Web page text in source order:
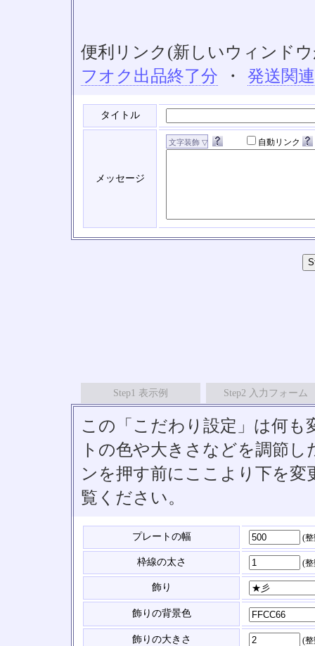
便利リンク(新しいウィンド
フオク出品終了分
・ 発送関
タイトル
メッセージ
自動リンク
Step1 表示例 Step2 入力フォーム
この「こだわり設定」は何
トの色や大きさなどを調節
ンを押す前にここより下を
覧ください。
プレートの幅 (
枠線の太さ (
飾り
飾りの背景色
飾りの大きさ (